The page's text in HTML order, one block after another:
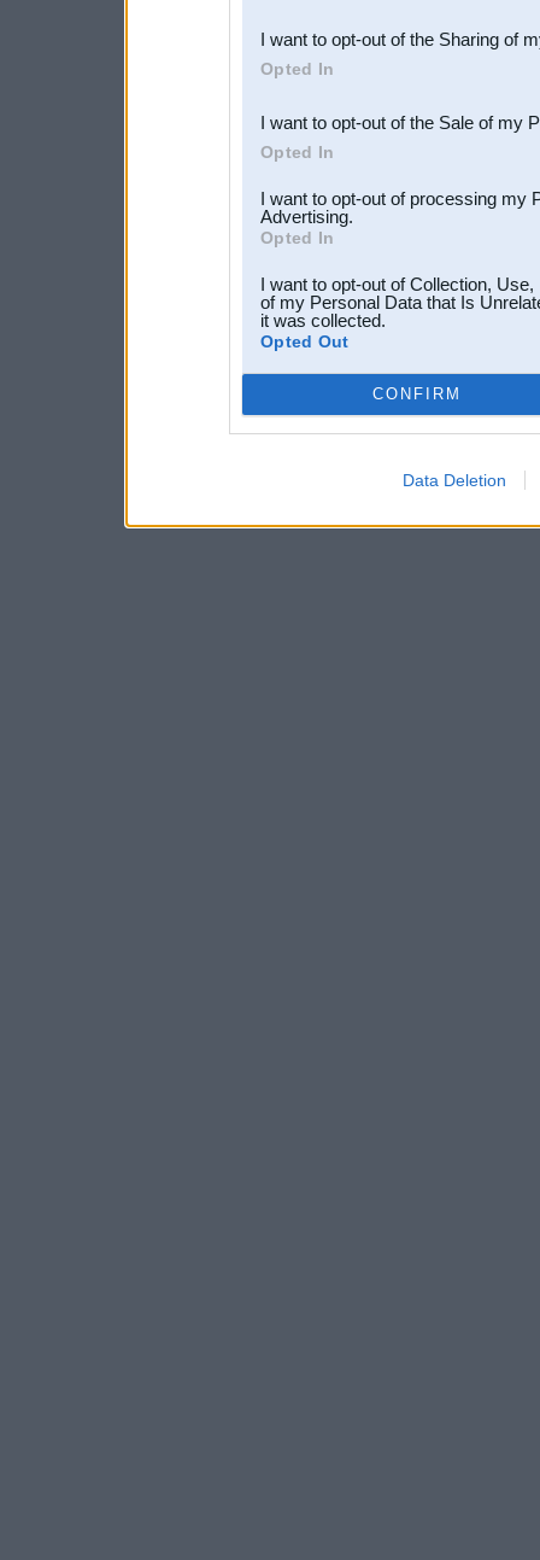
Downstream Participants
third parties.
I want to opt-out of the Sharing of
Opted In
I want to opt-out of the Sale of my
Opted In
I want to opt-out of processing my
Advertising.
Opted In
I want to opt-out of Collection,
of my Personal Data that Is
it was collected.
Opted Out
CONFIRM
Data Deletion